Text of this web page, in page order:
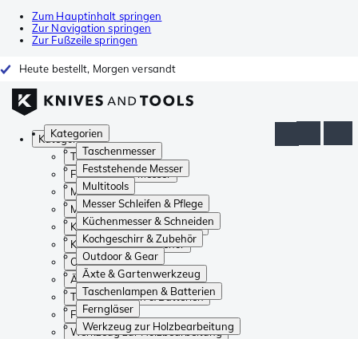
Zum Hauptinhalt springen
Zur Navigation springen
Zur Fußzeile springen
Heute bestellt, Morgen versandt
Kategorien
Taschenmesser
Feststehende Messer
Multitools
Messer Schleifen & Pflege
Küchenmesser & Schneiden
Kochgeschirr & Zubehör
Outdoor & Gear
Äxte & Gartenwerkzeug
Taschenlampen & Batterien
Ferngläser
Werkzeug zur Holzbearbeitung
Kategorien
Taschenmesser
Feststehende Messer
Multitools
Messer Schleifen & Pflege
Küchenmesser & Schneiden
Kochgeschirr & Zubehör
Outdoor & Gear
Äxte & Gartenwerkzeug
Taschenlampen & Batterien
Ferngläser
Werkzeug zur Holzbearbeitung